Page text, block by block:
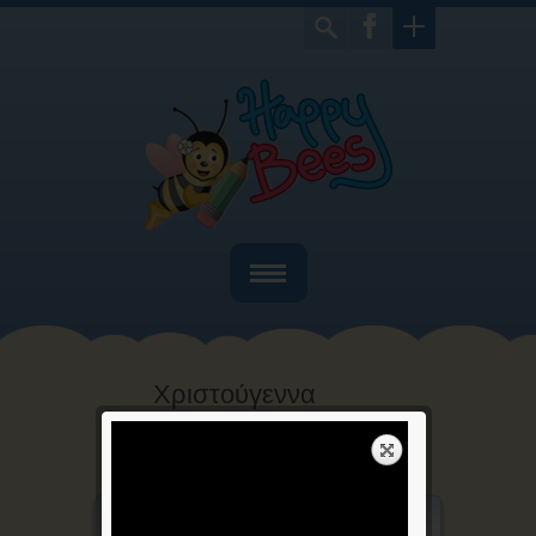
Home
Ποιοί είμαστε
Bιβλία
Χριστούγεννα
Home > Χριστούγεννα